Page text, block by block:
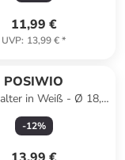
11,99 €
UVP: 13,99 €*
POSIWIO
in Weiß - Ø 18,5
cm
-12%